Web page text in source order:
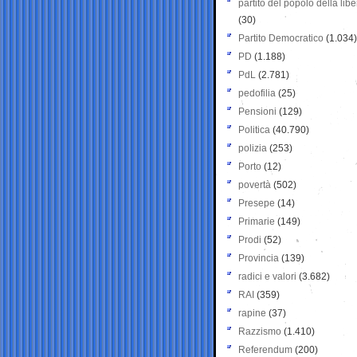
partito del popolo della
(30)
Partito Democratico (1.034)
PD (1.188)
PdL (2.781)
pedofilia (25)
Pensioni (129)
Politica (40.790)
polizia (253)
Porto (12)
povertà (502)
Presepe (14)
Primarie (149)
Prodi (52)
Provincia (139)
radici e valori (3.682)
RAI (359)
rapine (37)
Razzismo (1.410)
Referendum (200)